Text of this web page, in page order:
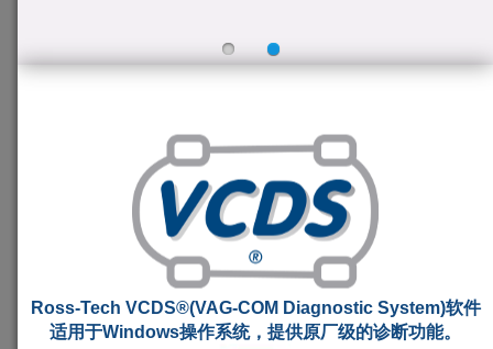
Ross-Tech VCDS®(VAG-COM Diagnostic System)软件
适用于Windows操作系统，提供原厂级的诊断功能。